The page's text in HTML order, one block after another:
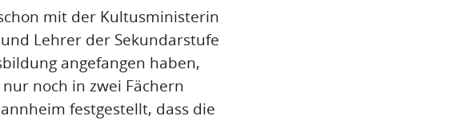
mit der Kultusministerin
Lehrer der Sekundarstufe
angefangen haben,
noch in zwei Fächern
festgestellt, dass die